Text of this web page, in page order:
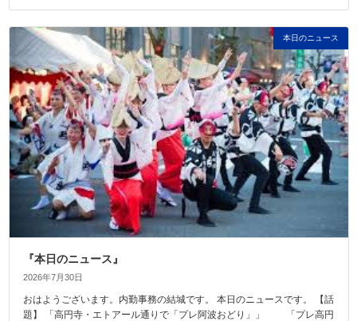
本日のニュース
『本日のニュース』
2026年7月30日
おはようございます。内勤事務の結城です。 本日のニュースです。 【話
題】 「高円寺・エトアール通りで「プレ阿波おどり」」 「プレ高円